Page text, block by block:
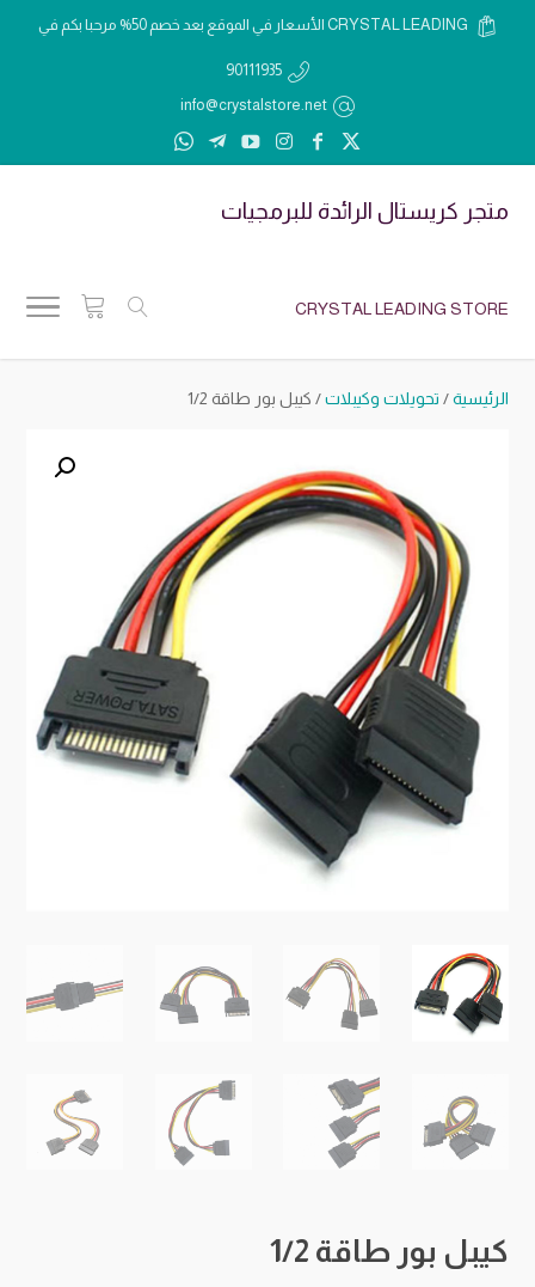
الأسعار في الموقع بعد خصم 50% مرحبا بكم في CRYSTAL LEADING
90111935
info@crystalstore.net
متجر كريستال الرائدة للبرمجيات
CRYSTAL LEADING STORE
الرئيسية/ تحويلات وكيبلات/ كيبل بور طاقة 1/2
كيبل بور طاقة 1/2